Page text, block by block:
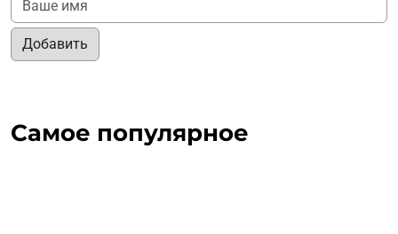
Добавить
Самое популярное